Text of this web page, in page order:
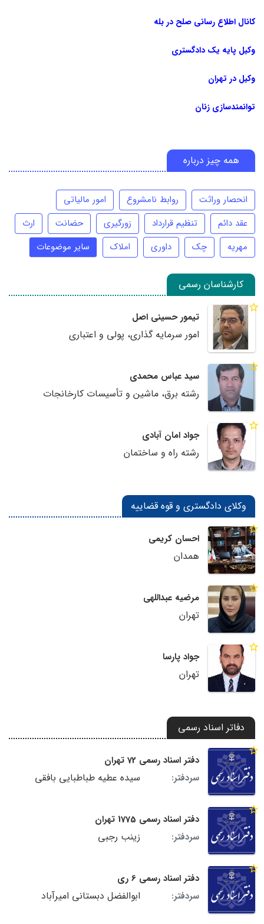
کانال اطلاع رسانی صلح در بله
وکیل پایه یک دادگستری
وکیل در تهران
توانمندسازی زنان
همه چیز درباره
انحصار وراثت روابط نامشروع
امور مالیاتی
عقد دائم
تنظیم قرارداد زورگیری حضانت
ارث
مهریه
چک داوری املاک سایر موضوعات
کارشناسان رسمی
تیمور حسینی اصل
امور سرمایه گذاری، پولی و اعتباری
سید عباس محمدی
رشته برق، ماشین و تأسیسات کارخانجات
جواد امان آبادی
رشته راه و ساختمان
وکلای دادگستری و قوه قضاییه
احسان کریمی
همدان
مرضیه عبداللهی
تهران
جواد پارسا
تهران
دفاتر اسناد رسمی
دفتر اسناد رسمی 72 تهران
سردفتر:
سیده عطیه طباطبایی بافقی
دفتر اسناد رسمی 1775 تهران
سردفتر:
زینب رجبی
دفتر اسناد رسمی 6 ری
سردفتر:
ابوالفضل دبستانی امیرآباد